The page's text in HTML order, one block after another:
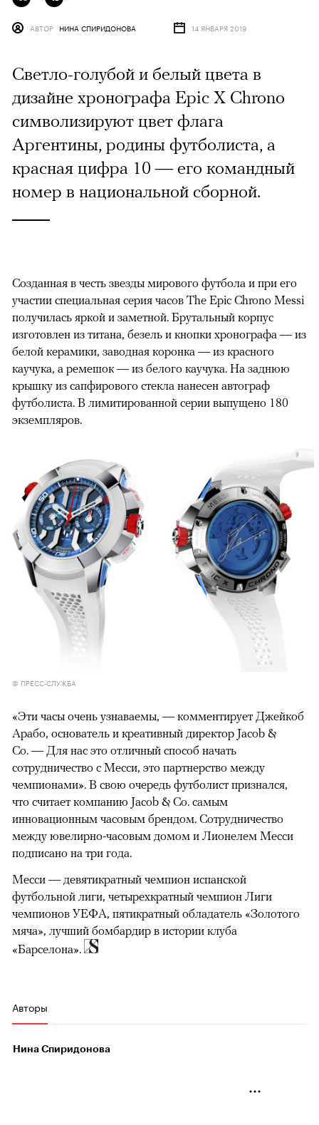
АВТОР НИНА СПИРИДОНОВА 14 ЯНВАРЯ 2019
Светло-голубой и белый цвета в
дизайне хронографа Epic X Chrono
символизируют цвет флага
Аргентины, родины футболиста, а
красная цифра 10 — его командный
номер в национальной сборной.
Созданная в честь звезды мирового футбола и при его
участии специальная серия часов The Epic Chrono Messi
получилась яркой и заметной. Брутальный корпус
изготовлен из титана, безель и кнопки хронографа — из
белой керамики, заводная коронка — из красного
каучука, а ремешок — из белого каучука. На заднюю
крышку из сапфирового стекла нанесен автограф
футболиста. В лимитированной серии выпущено 180
экземпляров.
© ПРЕСС-СЛУЖБА
«Эти часы очень узнаваемы, — комментирует Джейкоб
Арабо, основатель и креативный директор Jacob &
Co. — Для нас это отличный способ начать
сотрудничество с Месси, это партнерство между
чемпионами». В свою очередь футболист признался,
что считает компанию Jacob & Co. самым
инновационным часовым брендом. Сотрудничество
между ювелирно-часовым домом и Лионелем Месси
подписано на три года.
Месси — девятикратный чемпион испанской
футбольной лиги, четырехкратный чемпион Лиги
чемпионов УЕФА, пятикратный обладатель «Золотого
мяча», лучший бомбардир в истории клуба
«Барселона».
Авторы
Нина Спиридонова